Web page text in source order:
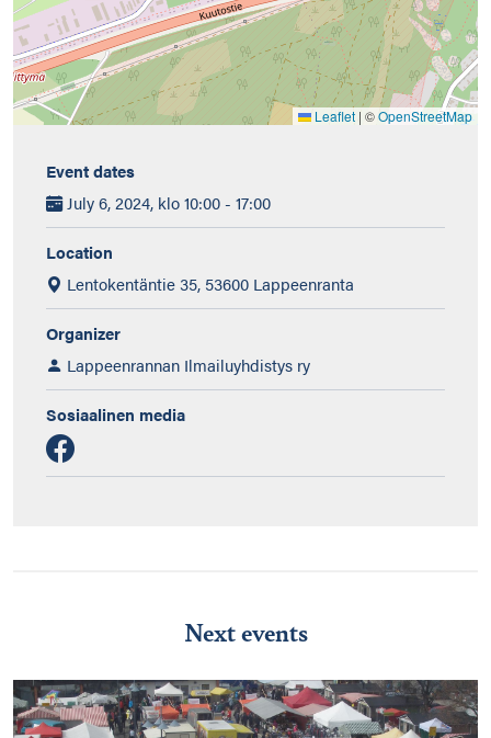
Leaflet | ©OpenStreetMap
Event dates
July 6, 2024, klo 10:00 - 17:00
Location
Lentokentäntie 35, 53600 Lappeenranta
Organizer
Lappeenrannan Ilmailuyhdistys ry
Sosiaalinen media
Next events